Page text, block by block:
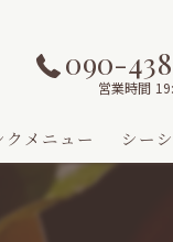
090-
営業時間
クメニュー シー